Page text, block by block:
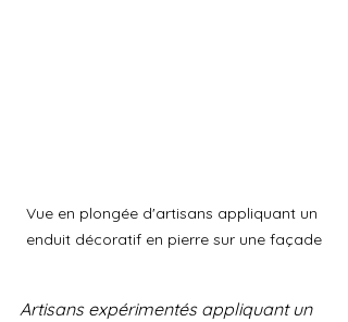
Vue en plongée d'artisans appliquant un
enduit décoratif en pierre sur une façade
Artisans expérimentés appliquant un